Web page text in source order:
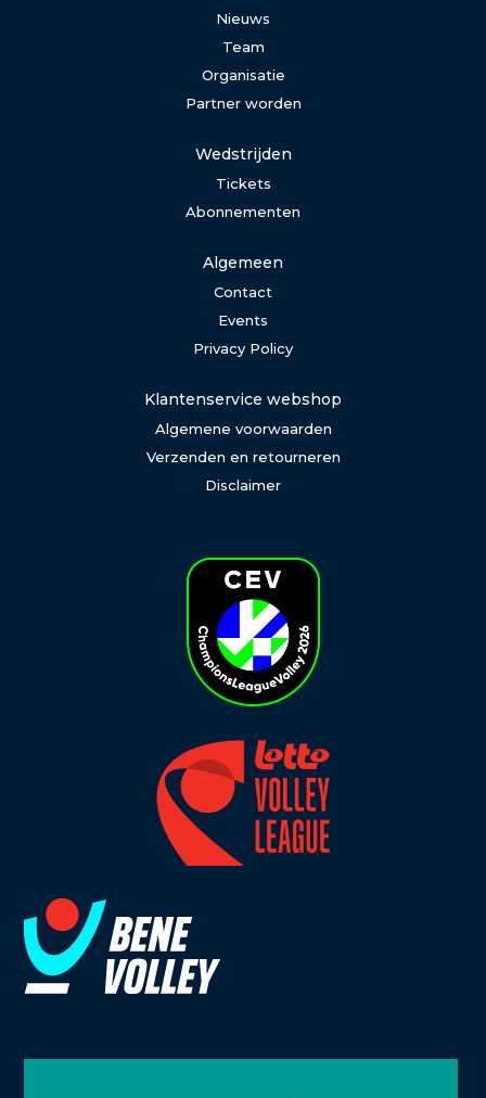
Nieuws
Team
Organisatie
Partner worden
Wedstrijden
Tickets
Abonnementen
Algemeen
Contact
Events
Privacy Policy
Klantenservice webshop
Algemene voorwaarden
Verzenden en retourneren
Disclaimer